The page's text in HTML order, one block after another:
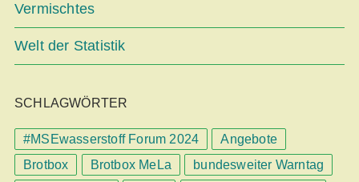
Vermischtes
Welt der Statistik
SCHLAGWÖRTER
#MSEwasserstoff Forum 2024
Angebote
Brotbox
Brotbox MeLa
bundesweiter Warntag